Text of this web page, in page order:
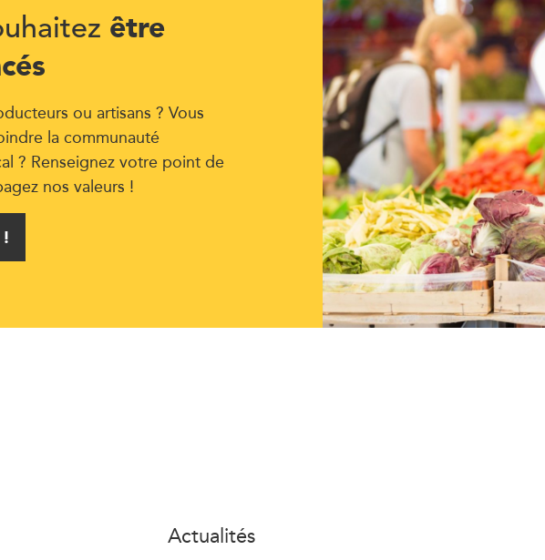
être
ou artisans ? Vous
la communauté
? Renseignez votre point de
nos valeurs !
Actualités